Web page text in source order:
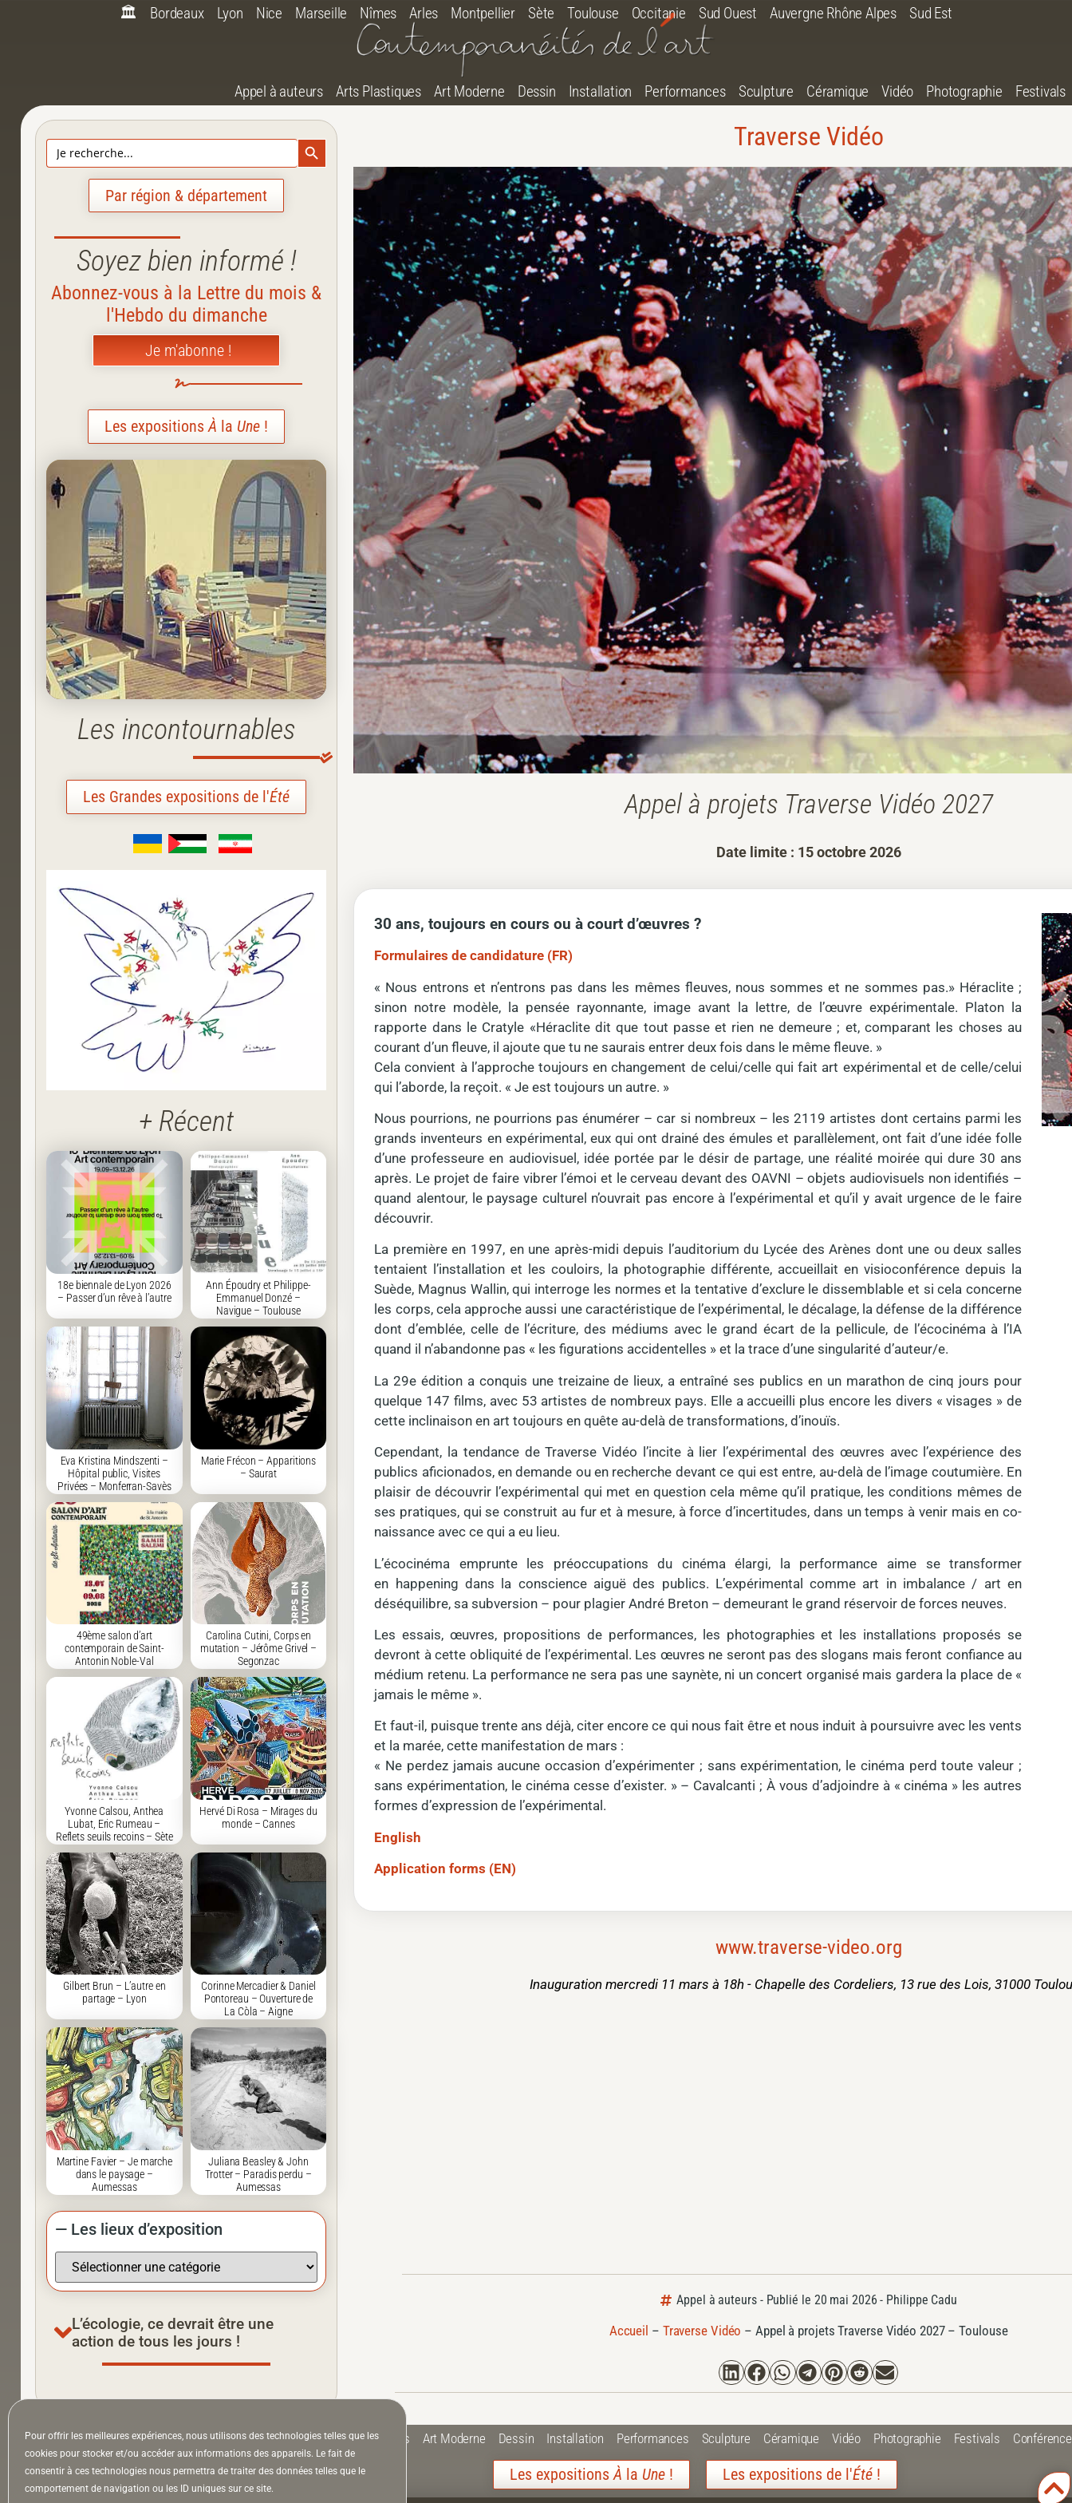
Pour offrir les meilleures expériences, nous utilisons des technologies telles que les
cookies pour stocker et/ou accéder aux informations des appareils. Le fait de
consentir à ces technologies nous permettra de traiter des données telles que le
comportement de navigation ou les ID uniques sur ce site.
🏛️ Bordeaux Lyon Nice Marseille Nîmes Arles Montpellier Sète Toulouse Occitanie Sud Ouest Auvergne Rhône Alpes Sud Est
Appel à auteurs Arts Plastiques Art Moderne Dessin Installation Performances Sculpture Céramique Vidéo Photographie Festivals
Search
for:
Search Button
Par région & département
Soyez bien informé !
Abonnez-vous à la Lettre du mois &
l'Hebdo du dimanche
Je m'abonne !
Les expositionsÀ la Une !
Les incontournables
Les Grandes expositions de l'Été
+ Récent
18e biennale de Lyon 2026
– Passer d’un rêve à l’autre
Ann Époudry et Philippe-
Emmanuel Donzé –
Navigue – Toulouse
Eva Kristina Mindszenti –
Hôpital public, Visites
Privées – Monferran-Savès
Marie Frécon – Apparitions
– Saurat
49ème salon d’art
contemporain de Saint-
Antonin Noble-Val
Carolina Cutini, Corps en
mutation – Jérôme Grivel –
Segonzac
Yvonne Calsou, Anthea
Lubat, Eric Rumeau –
Reflets seuils recoins – Sète
Hervé Di Rosa – Mirages du
monde – Cannes
Gilbert Brun – L’autre en
partage – Lyon
Corinne Mercadier & Daniel
Pontoreau – Ouverture de
La Còla – Aigne
Martine Favier – Je marche
dans le paysage –
Aumessas
Juliana Beasley & John
Trotter – Paradis perdu –
Aumessas
— Les lieux d’exposition
L’écologie, ce devrait être une
action de tous les jours !
Traverse Vidéo
Appel à projets Traverse Vidéo 2027
Date limite : 15 octobre 2026
30 ans, toujours en cours ou à court d’œuvres ?
Formulaires de candidature (FR)
« Nous entrons et n’entrons pas dans les mêmes fleuves, nous sommes et ne sommes pas.» Héraclite ;
sinon notre modèle, la pensée rayonnante, image avant la lettre, de l’œuvre expérimentale. Platon la
rapporte dans le Cratyle «Héraclite dit que tout passe et rien ne demeure ; et, comparant les choses au
courant d’un fleuve, il ajoute que tu ne saurais entrer deux fois dans le même fleuve. »
Cela convient à l’approche toujours en changement de celui/celle qui fait art expérimental et de celle/celui
qui l’aborde, la reçoit. « Je est toujours un autre. »
Nous pourrions, ne pourrions pas énumérer – car si nombreux – les 2119 artistes dont certains parmi les
grands inventeurs en expérimental, eux qui ont drainé des émules et parallèlement, ont fait d’une idée folle
d’une professeure en audiovisuel, idée portée par le désir de partage, une réalité moirée qui dure 30 ans
après. Le projet de faire vibrer l’émoi et le cerveau devant des OAVNI – objets audiovisuels non identifiés –
quand alentour, le paysage culturel n’ouvrait pas encore à l’expérimental et qu’il y avait urgence de le faire
découvrir.
La première en 1997, en une après-midi depuis l’auditorium du Lycée des Arènes dont une ou deux salles
tentaient l’installation et les couloirs, la photographie différente, accueillait en visioconférence depuis la
Suède, Magnus Wallin, qui interroge les normes et la tentative d’exclure le dissemblable et si cela concerne
les corps, cela approche aussi une caractéristique de l’expérimental, le décalage, la défense de la différence
dont d’emblée, celle de l’écriture, des médiums avec le grand écart de la pellicule, de l’écocinéma à l’IA
quand il n’abandonne pas « les figurations accidentelles » et la trace d’une singularité d’auteur/e.
La 29e édition a conquis une treizaine de lieux, a entraîné ses publics en un marathon de cinq jours pour
quelque 147 films, avec 53 artistes de nombreux pays. Elle a accueilli plus encore les divers « visages » de
cette inclinaison en art toujours en quête au-delà de transformations, d’inouïs.
Cependant, la tendance de Traverse Vidéo l’incite à lier l’expérimental des œuvres avec l’expérience des
publics aficionados, en demande ou en recherche devant ce qui est entre, au-delà de l’image coutumière. En
plaisir de découvrir l’expérimental qui met en question cela même qu’il pratique, les conditions mêmes de
ses pratiques, qui se construit au fur et à mesure, à force d’incertitudes, dans un temps à venir mais en co-
naissance avec ce qui a eu lieu.
L’écocinéma emprunte les préoccupations du cinéma élargi, la performance aime se transformer
en happening dans la conscience aiguë des publics. L’expérimental comme art in imbalance / art en
déséquilibre, sa subversion – pour plagier André Breton – demeurant le grand réservoir de forces neuves.
Les essais, œuvres, propositions de performances, les photographies et les installations proposés se
devront à cette obliquité de l’expérimental. Les œuvres ne seront pas des slogans mais feront confiance au
médium retenu. La performance ne sera pas une saynète, ni un concert organisé mais gardera la place de «
jamais le même ».
Et faut-il, puisque trente ans déjà, citer encore ce qui nous fait être et nous induit à poursuivre avec les vents
et la marée, cette manifestation de mars :
« Ne perdez jamais aucune occasion d’expérimenter ; sans expérimentation, le cinéma perd toute valeur ;
sans expérimentation, le cinéma cesse d’exister. » – Cavalcanti ; À vous d’adjoindre à « cinéma » les autres
formes d’expression de l’expérimental.
English
Application forms (EN)
www.traverse-video.org
Inauguration mercredi 11 mars à 18h - Chapelle des Cordeliers, 13 rue des Lois, 31000
Appel à auteurs - Publié le 20 mai 2026 - Philippe Cadu
Accueil – Traverse Vidéo –Appel à projets Traverse Vidéo 2027 – Toulouse
À la Une Appel à auteurs Arts Plastiques Art Moderne Dessin Installation Performances Sculpture Céramique Vidéo Photographie Festivals
Les expositionsÀ la Une ! Les expositions de l'Été !